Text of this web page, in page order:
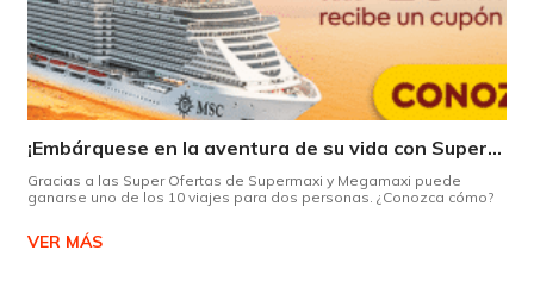
¡Embárquese en la aventura de su vida con Supermaxi!
Gracias a las Super Ofertas de Supermaxi y Megamaxi puede
ganarse uno de los 10 viajes para dos personas. ¿Conozca cómo?
VER MÁS